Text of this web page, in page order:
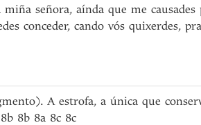
señora, aínda que me
conceder, cando vós quixerdes,
A estrofa, a única que
8b 8a 8c 8c